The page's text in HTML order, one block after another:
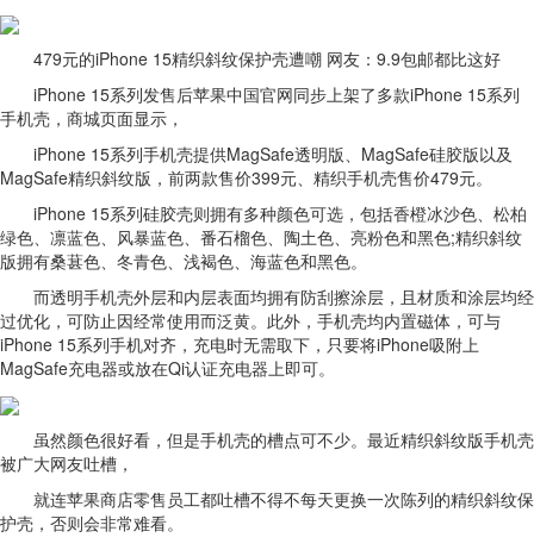
479元的iPhone 15精织斜纹保护壳遭嘲 网友：9.9包邮都比这好
iPhone 15系列发售后苹果中国官网同步上架了多款iPhone 15系列
手机壳，商城页面显示，
iPhone 15系列手机壳提供MagSafe透明版、MagSafe硅胶版以及
MagSafe精织斜纹版，前两款售价399元、精织手机壳售价479元。
iPhone 15系列硅胶壳则拥有多种颜色可选，包括香橙冰沙色、松柏
绿色、凛蓝色、风暴蓝色、番石榴色、陶土色、亮粉色和黑色;精织斜纹
版拥有桑葚色、冬青色、浅褐色、海蓝色和黑色。
而透明手机壳外层和内层表面均拥有防刮擦涂层，且材质和涂层均经
过优化，可防止因经常使用而泛黄。此外，手机壳均内置磁体，可与
iPhone 15系列手机对齐，充电时无需取下，只要将iPhone吸附上
MagSafe充电器或放在Qi认证充电器上即可。
虽然颜色很好看，但是手机壳的槽点可不少。最近精织斜纹版手机壳
被广大网友吐槽，
就连苹果商店零售员工都吐槽不得不每天更换一次陈列的精织斜纹保
护壳，否则会非常难看。